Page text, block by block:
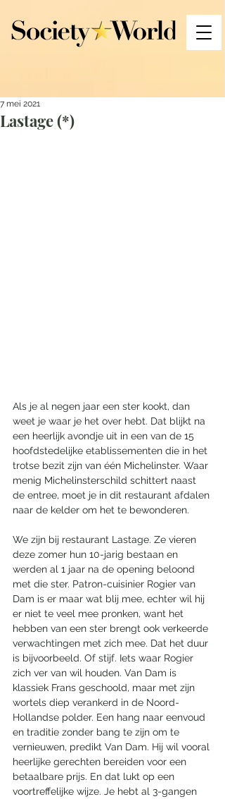
Lastage (*)
7 mei 2021
Als je al negen jaar een ster kookt, dan
weet je waar je het over hebt. Dat blijkt na
een heerlijk avondje uit in een van de 15
hoofdstedelijke etablissementen die in het
trotse bezit zijn van één Michelinster. Waar
menig Michelinsterschild schittert naast
de entree, moet je in dit restaurant afdalen
naar de kelder om het te bewonderen.
We zijn bij restaurant Lastage. Ze vieren
deze zomer hun 10-jarig bestaan en
werden al 1 jaar na de opening beloond
met die ster. Patron-cuisinier Rogier van
Dam is er maar wat blij mee, echter wil hij
er niet te veel mee pronken, want het
hebben van een ster brengt ook verkeerde
verwachtingen met zich mee. Dat het duur
is bijvoorbeeld. Of stijf. Iets waar Rogier
zich ver van wil houden. Van Dam is
klassiek Frans geschoold, maar met zijn
wortels diep verankerd in de Noord-
Hollandse polder. Een hang naar eenvoud
en traditie zonder bang te zijn om te
vernieuwen, predikt Van Dam. Hij wil vooral
heerlijke gerechten bereiden voor een
betaalbare prijs. En dat lukt op een
voortreffelijke wijze. Je hebt al 3-gangen